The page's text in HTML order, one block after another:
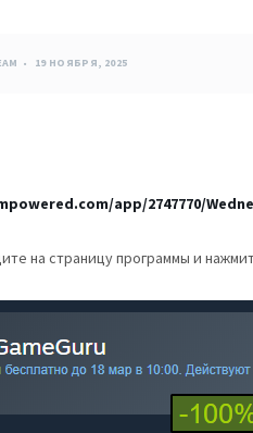
19 НОЯБРЯ, 2025
app/2747770/
на страницу программы и